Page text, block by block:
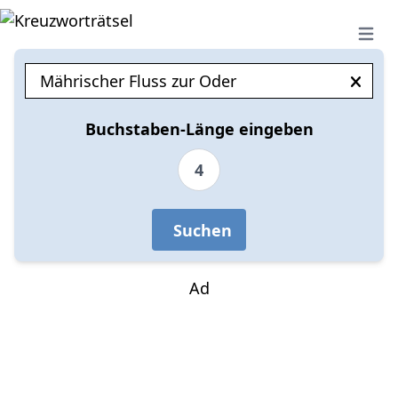
Open
Buchstaben-Länge eingeben
4
Suchen
Ad